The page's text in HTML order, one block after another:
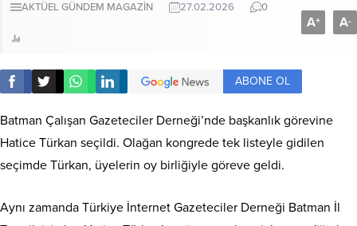
AKTÜEL GÜNDEM MAGAZİN 27.02.2026 0
A+ A-
ABONE OL
Batman Çalışan Gazeteciler Derneği’nde başkanlık görevine
Hatice Türkan seçildi. Olağan kongrede tek listeyle gidilen
seçimde Türkan, üyelerin oy birliğiyle göreve geldi.
Aynı zamanda Türkiye İnternet Gazeteciler Derneği Batman İl